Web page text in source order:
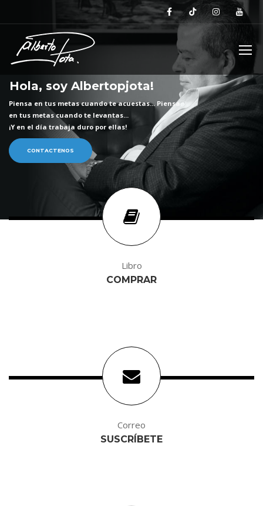
Piensa en tus metas cuando te acuestas... Piensa
en tus metas cuando te levantas...
¡Y en el día trabaja duro por ellas!
Hola, soy Albertopjota!
Libro
COMPRAR
Correo
SUSCRÍBETE